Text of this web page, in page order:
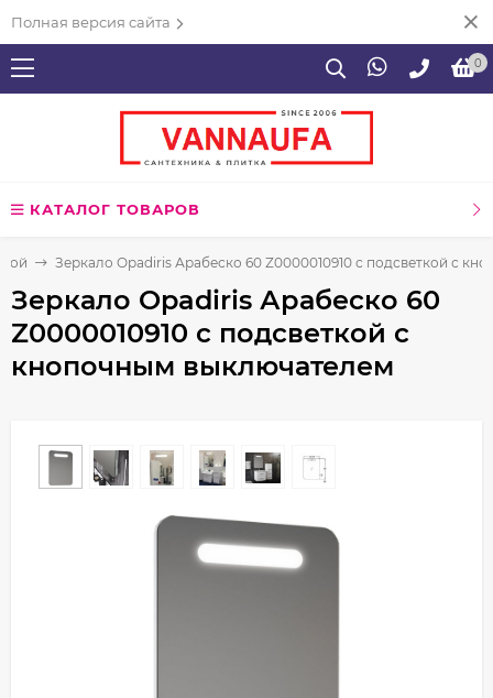
Полная версия сайта
0
КАТАЛОГ ТОВАРОВ
Зеркало Opadiris Арабеско 60 Z0000010910 с подсветкой с
Зеркало Opadiris Арабеско 60
Z0000010910 с подсветкой с
кнопочным выключателем